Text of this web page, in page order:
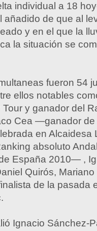
individual a 18
añadido de que al
y en el que la
la situación se
fueron 54
ellos notables
y ganador del
Cea —ganador de
en
absoluto
España 2010— ,
Quirós,
de la pasada
Ignacio Sánchez-